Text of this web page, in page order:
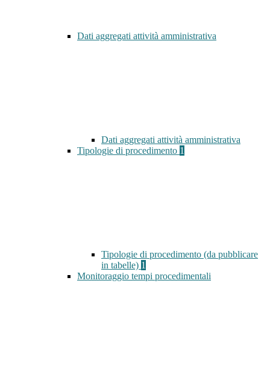
Dati aggregati attività amministrativa
Dati aggregati attività amministrativa
Tipologie di procedimento 1
Tipologie di procedimento (da pubblicare
in tabelle) 1
Monitoraggio tempi procedimentali